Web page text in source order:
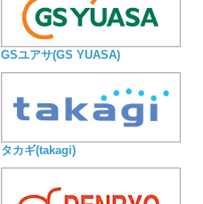
GSユアサ(GS YUASA)
タカギ(takagi)